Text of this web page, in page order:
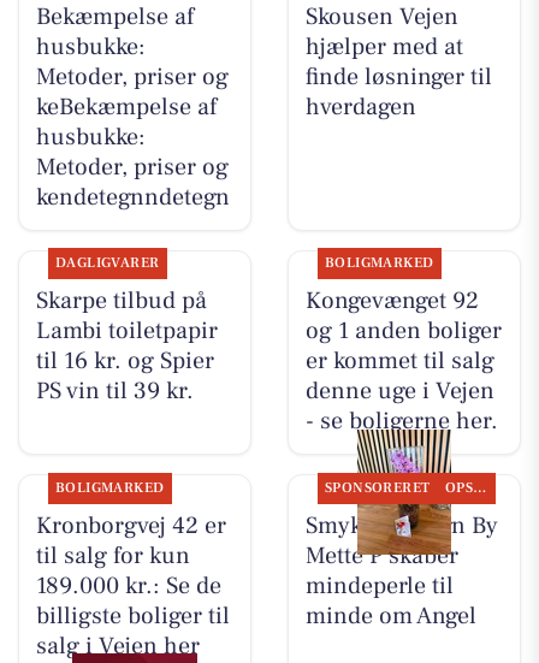
Bekæmpelse af
husbukke:
Metoder, priser og
keBekæmpelse af
husbukke:
Metoder, priser og
kendetegnndetegn
Skousen Vejen
hjælper med at
finde løsninger til
hverdagen
DAGLIGVARER
Skarpe tilbud på
Lambi toiletpapir
til 16 kr. og Spier
PS vin til 39 kr.
BOLIGMARKED
Kongevænget 92
og 1 anden boliger
er kommet til salg
denne uge i Vejen
- se boligerne her.
BOLIGMARKED
Kronborgvej 42 er
til salg for kun
189.000 kr.: Se de
billigste boliger til
salg i Vejen her
SPONSORERET OPSLAGSTAVLEN
Smykke Design By
Mette P skaber
mindeperle til
minde om Angel